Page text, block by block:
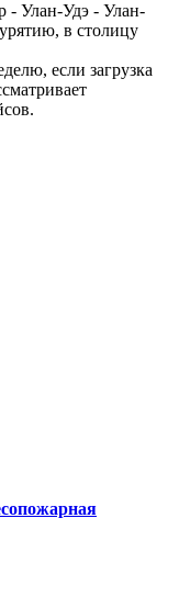
- Улан-Удэ - Улан-
в столицу
если загрузка